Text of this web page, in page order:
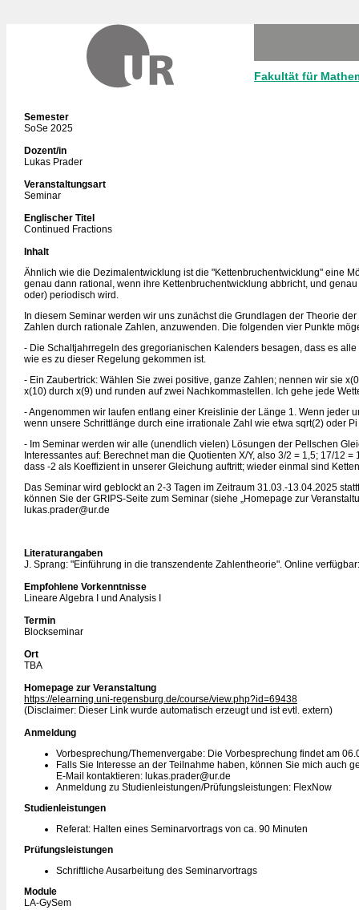
Fakultät für
Semester
SoSe 2025
Dozent/in
Lukas Prader
Veranstaltungsart
Seminar
Englischer Titel
Continued Fractions
Inhalt
Ähnlich wie die Dezimalentwicklung ist die "Kettenbruchentwicklung" eine
genau dann rational, wenn ihre Kettenbruchentwicklung abbricht, und
oder) periodisch wird.
In diesem Seminar werden wir uns zunächst die Grundlagen der Theorie
Zahlen durch rationale Zahlen, anzuwenden. Die folgenden vier Punkte
- Die Schaltjahrregeln des gregorianischen Kalenders besagen, dass es
wie es zu dieser Regelung gekommen ist.
- Ein Zaubertrick: Wählen Sie zwei positive, ganze Zahlen; nennen wir sie
x(10) durch x(9) und runden auf zwei Nachkommastellen. Ich gehe jede
- Angenommen wir laufen entlang einer Kreislinie der Länge 1. Wenn jeder
wenn unsere Schrittlänge durch eine irrationale Zahl wie etwa sqrt(2) oder
- Im Seminar werden wir alle (unendlich vielen) Lösungen der Pellschen
Interessantes auf: Berechnet man die Quotienten X/Y, also 3/2 = 1,5; 17/12
dass -2 als Koeffizient in unserer Gleichung auftritt; wieder einmal sind
Das Seminar wird geblockt an 2-3 Tagen im Zeitraum 31.03.-13.04.2025
können Sie der GRIPS-Seite zum Seminar (siehe „Homepage zur
lukas.prader@ur.de
Literaturangaben
J. Sprang: "Einführung in die transzendente Zahlentheorie". Online
Empfohlene Vorkenntnisse
Lineare Algebra I und Analysis I
Termin
Blockseminar
Ort
TBA
Homepage zur Veranstaltung
https://elearning.uni-regensburg.de/course/view.php?id=69438
(Disclaimer: Dieser Link wurde automatisch erzeugt und ist evtl. extern)
Anmeldung
Vorbesprechung/Themenvergabe: Die Vorbesprechung findet am
Falls Sie Interesse an der Teilnahme haben, können Sie mich auch
E-Mail kontaktieren: lukas.prader@ur.de
Anmeldung zu Studienleistungen/Prüfungsleistungen: FlexNow
Studienleistungen
Referat: Halten eines Seminarvortrags von ca. 90 Minuten
Prüfungsleistungen
Schriftliche Ausarbeitung des Seminarvortrags
Module
LA-GySem